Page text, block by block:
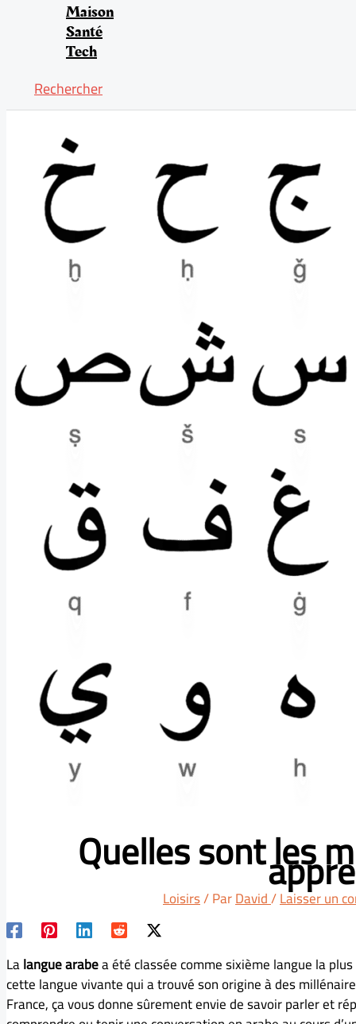
Maison
Santé
Tech
Rechercher
Quelles sont les
Loisirs/ ParDavid/Laisser un
Lalangue arabea été classée comme sixième langue la
cette langue vivante qui a trouvé son origine à des
France, ça vous donne sûrement envie de savoir parler et